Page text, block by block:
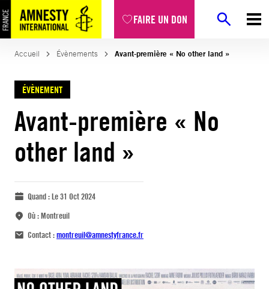
FAIRE UN DON
Accueil Évènements Avant-première « No other land »
ÉVÈNEMENT
Avant-première « No
other land »
Quand :Le 31 Oct 2024
Où :Montreuil
Contact :montreuil@amnestyfrance.fr